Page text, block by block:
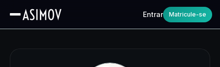
Entrar Matricule-se